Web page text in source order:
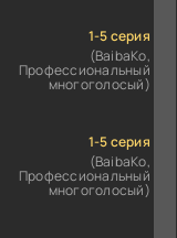
1-5 серия
(BaibaKo,
Профессиональный
многоголосый)
1-5 серия
(BaibaKo,
Профессиональный
многоголосый)